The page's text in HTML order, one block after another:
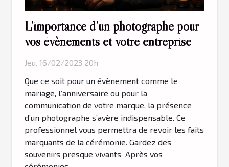
L’importance d’un photographe pour
vos évènements et votre entreprise
Jeu. 16/02/2023 20h
Que ce soit pour un évènement comme le
mariage, l’anniversaire ou pour la
communication de votre marque, la présence
d’un photographe s’avère indispensable. Ce
professionnel vous permettra de revoir les faits
marquants de la cérémonie. Gardez des
souvenirs presque vivants Après vos